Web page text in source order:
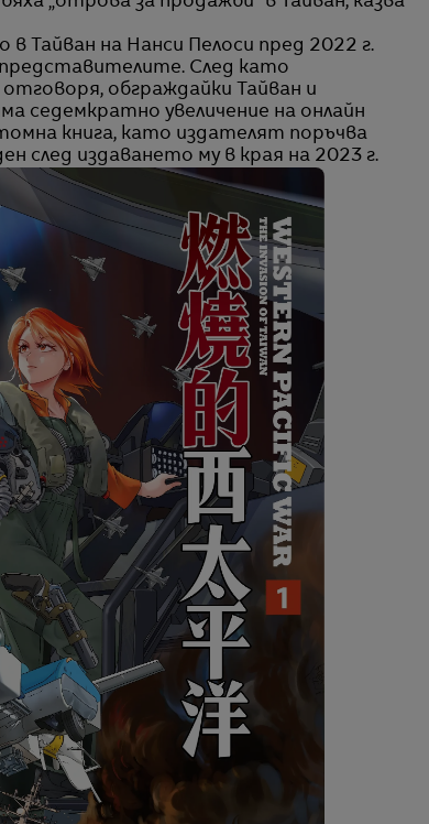
в Тайван на Нанси Пелоси пред 2022 г.
След като
обграждайки Тайван и
седемкратно увеличение на онлайн
книга, като издателят поръчва
след издаването му в края на 2023 г.